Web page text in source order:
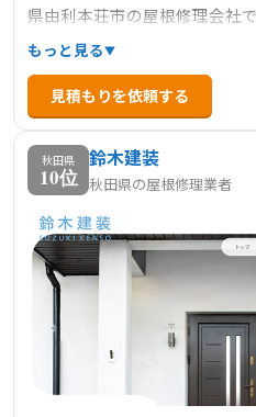
県由利本荘市の屋根修理会社
ファルトシングル材施工、屋
繕工事、雪止工事、雨樋工事
事、外壁リフォーム工事など
様の立場になって考え、お住
案いたします。
もっと見る
見積もりを依頼する
秋田県
10位
鈴木建装
秋田県の屋根修理業者